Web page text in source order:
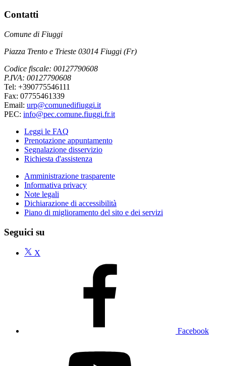
Contatti
Comune di Fiuggi
Piazza Trento e Trieste 03014 Fiuggi (Fr)
Codice fiscale: 00127790608
P.IVA: 00127790608
Tel: +390775546111
Fax: 07755461339
Email: urp@comunedifiuggi.it
PEC: info@pec.comune.fiuggi.fr.it
Leggi le FAQ
Prenotazione appuntamento
Segnalazione disservizio
Richiesta d'assistenza
Amministrazione trasparente
Informativa privacy
Note legali
Dichiarazione di accessibilità
Piano di miglioramento del sito e dei servizi
Seguici su
X
Facebook